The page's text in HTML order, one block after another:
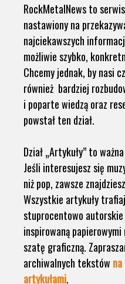
RockMetalNews to
nastawiony na
najciekawszych
możliwie szybko,
Chcemy jednak, by nasi
również bardziej
i poparte wiedzą oraz
powstał ten dział.
Dział „Artykuły” to
Jeśli interesujesz się
niż pop, zawsze
Wszystkie artykuły
stuprocentowo
inspirowaną
szatę graficzną.
archiwalnych tekstów
artykułami.